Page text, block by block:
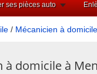
ses pièces auto
/ Mécanicien à
à domicile à